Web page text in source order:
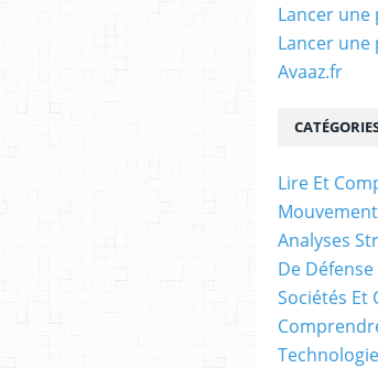
Lancer une
Lancer une
Avaaz.fr
Lire Et
Mouvement
Analyses
De Défense
Sociétés Et